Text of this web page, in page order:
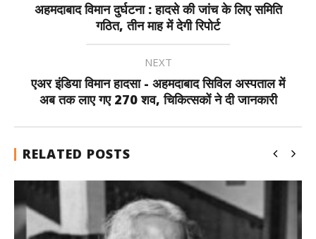
अहमदाबाद विमान दुर्घटना : हादसे की जांच के लिए समिति
गठित, तीन माह में देगी रिपोर्ट
NEXT
एअर इंडिया विमान हादसा - अहमदाबाद सिविल अस्पताल में
अब तक लाए गए 270 शव, चिकित्सकों ने दी जानकारी
RELATED POSTS